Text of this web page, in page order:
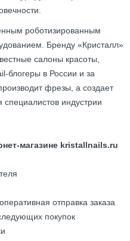
роботизированным
Бренду «Кристалл»
салоны красоты,
блогеры в России и за
фрезы, а создает
индустрии
магазине kristallnails.ru
отправка заказа
покупок